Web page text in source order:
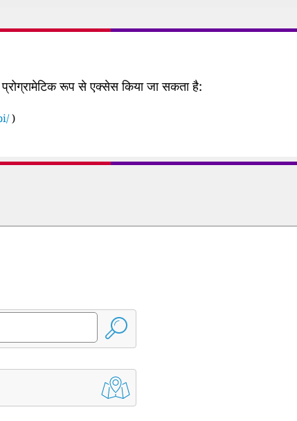
रूप से एक्सेस किया जा सकता है:
)